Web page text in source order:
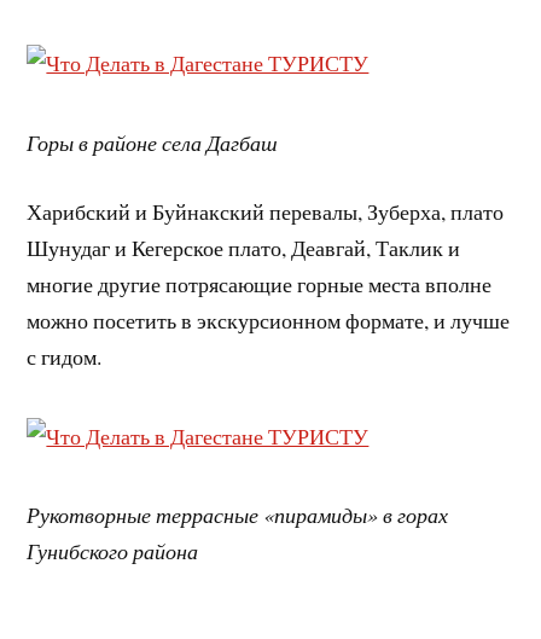
Горы в районе села Дагбаш
Харибский и Буйнакский перевалы, Зуберха, плато
Шунудаг и Кегерское плато, Деавгай, Таклик и
многие другие потрясающие горные места вполне
можно посетить в экскурсионном формате, и лучше
с гидом.
Рукотворные террасные «пирамиды» в горах
Гунибского района